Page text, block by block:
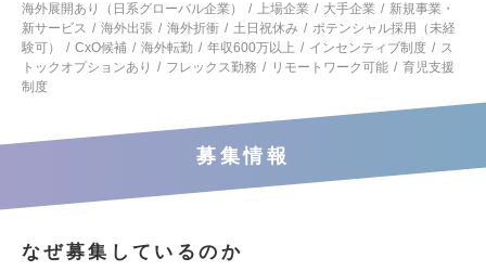
海外展開あり（日系グローバル企業）
上場企業 大手企業
新規事業・
新サービス
海外出張 海外折衝 土日祝休み
ポテンシャル採用（未経
験可）
CxO候補 海外転勤 年収600万以上 インセンティブ制度
ス
トックオプションあり
フレックス勤務 リモートワーク可能
育児支援
制度
募集情報
なぜ募集しているのか